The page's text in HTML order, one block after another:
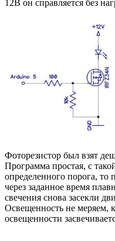
12В он справляется без
Фоторезистор был взят
Программа простая, с
определенного порога, то
через заданное время
свечения снова засекли
Освещенность не меряем,
освещенности